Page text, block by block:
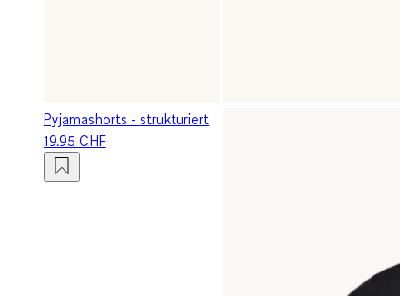
Pyjamashorts - strukturiert
19.95 CHF